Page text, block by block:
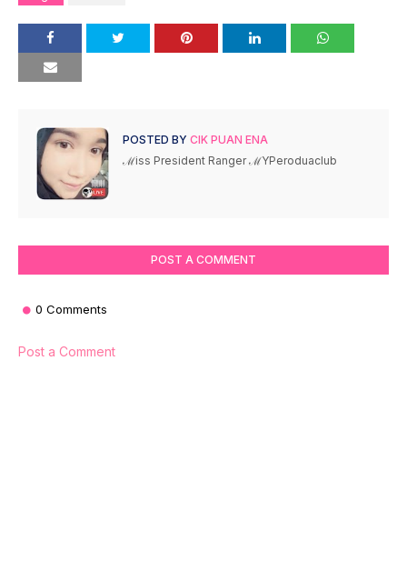
POSTED BY CIK PUAN ENA
ℳiss President Ranger ℳYPeroduaclub
POST A COMMENT
0 Comments
Post a Comment